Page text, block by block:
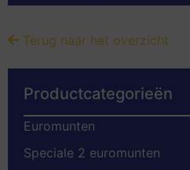
Terug naar het overzicht
Productcategorieën
Euromunten
Speciale 2 euromunten